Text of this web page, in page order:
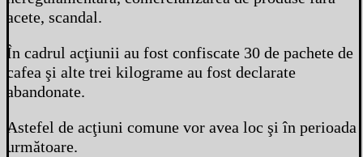
acete, scandal.
În cadrul acţiunii au fost confiscate 30 de pachete de
cafea şi alte trei kilograme au fost declarate
abandonate.
Astefel de acţiuni comune vor avea loc şi în perioada
următoare.